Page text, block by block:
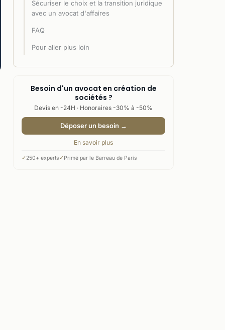
Sécuriser le choix et la transition juridique
avec un avocat d'affaires
FAQ
Pour aller plus loin
Besoin d'un avocat en création de
sociétés ?
Devis en -24H · Honoraires -30% à -50%
Déposer un besoin →
En savoir plus
✓ 250+ experts✓ Primé par le Barreau de Paris